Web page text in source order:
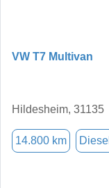
VW T7 Multivan
Hildesheim, 31135
14.800 km Diesel